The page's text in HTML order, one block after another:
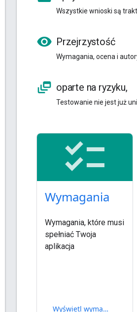
Wszystkie wnioski są
visibility Przejrzystość
Wymagania, ocena i
dynamic_feed oparte na ryzyku,
Testowanie nie jest już
checklist
Wymagania
Wymagania, które musi
spełniać Twoja
aplikacja
Wyświetl wymagania